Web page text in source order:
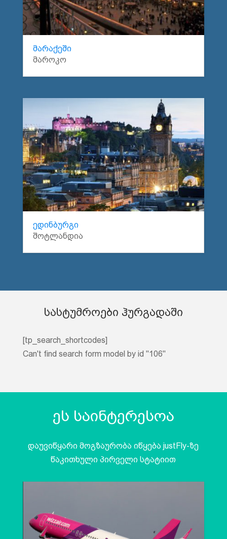
მარაქეში
მაროკო
ედინბურგი
შოტლანდია
სასტუმროები ჰურგადაში
[tp_search_shortcodes]
Can't find search form model by id "106"
ეს საინტერესოა
დაუვიწყარი მოგზაურობა იწყება justFly-ზე
წაკითხული პირველი სტატიით